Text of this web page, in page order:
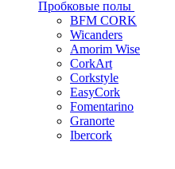
Пробковые полы
BFM CORK
Wicanders
Amorim Wise
CorkArt
Corkstyle
EasyCork
Fomentarino
Granorte
Ibercork